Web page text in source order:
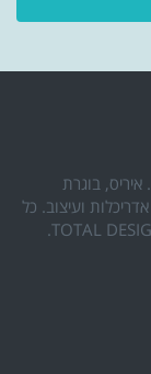
איריס, בוגרת
ועיצוב. כל